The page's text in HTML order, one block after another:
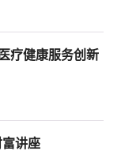
疗健康服务创新
富讲座